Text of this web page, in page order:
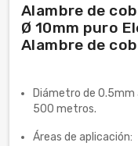
Alambre de
Ø 10mm puro
Alambre de
Diámetro de
500 metros.
Áreas de aplicación: